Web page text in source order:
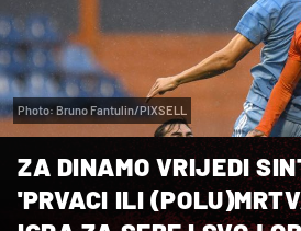
Photo: Bruno Fantulin/PIXSELL
ZA DINAMO VRIJEDI
'PRVACI ILI